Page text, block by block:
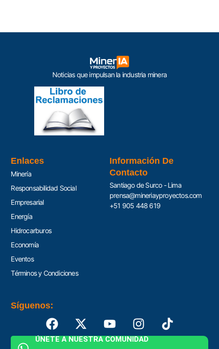
Noticias que impulsan la industria minera
Enlaces
Minería
Responsabilidad Social
Empresarial
Energía
Hidrocarburos
Economía
Eventos
Términos y Condiciones
Información De
Contacto
Santiago de Surco - Lima
prensa@mineriayproyectos.com
+51 905 448 619
Síguenos:
ÚNETE A NUESTRA COMUNIDAD